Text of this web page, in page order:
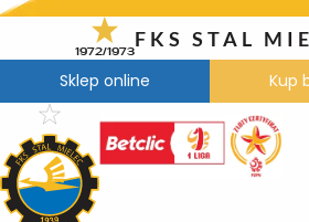
Przejdź
treści
1972/1973
FKS STAL
Sklep online Kup